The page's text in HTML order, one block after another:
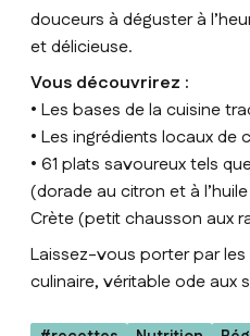
douceurs à déguster à
et délicieuse.
Vous découvrirez :
• Les bases de la cuisine
• Les ingrédients locaux de
• 61 plats savoureux tels
(dorade au citron et à
Crète (petit chausson aux
Laissez-vous porter par
culinaire, véritable ode aux